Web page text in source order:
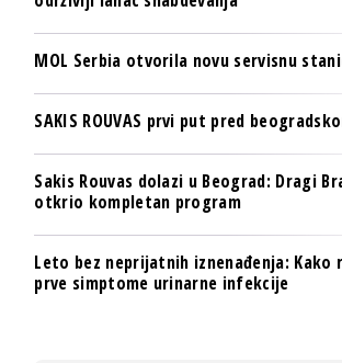
MOL Serbia otvorila novu servisnu
SAKIS ROUVAS prvi put pred
Sakis Rouvas dolazi u Beograd: Dragi
otkrio kompletan program
Leto bez neprijatnih iznenađenja: Kako
prve simptome urinarne infekcije